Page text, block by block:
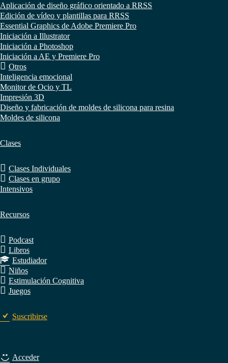
Aplicación de diseño gráfico orientado a RRSS
Edición de vídeo y plantillas para RRSS
Essential Graphics de Adobe Premiere Pro
Iniciación a Illustrator
Iniciación a Photoshop
Iniciación a AE y Premiere Pro
Otros
Inteligencia emocional
Monitor de Ocio y TL
Impresión 3D
Diseño y fabricación de moldes de silicona para resina
Moldes de silicona
Clases
Clases Individuales
Clases en grupo
Intensivos
Recursos
Podcast
Libros
Estudiador
Niños
Estimulación Cognitiva
Juegos
Suscribirse
Acceder